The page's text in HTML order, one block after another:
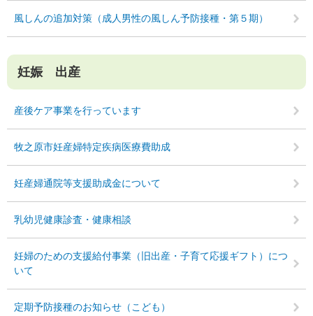
風しんの追加対策（成人男性の風しん予防接種・第５期）
妊娠 出産
産後ケア事業を行っています
牧之原市妊産婦特定疾病医療費助成
妊産婦通院等支援助成金について
乳幼児健康診査・健康相談
妊婦のための支援給付事業（旧出産・子育て応援ギフト）につ
いて
定期予防接種のお知らせ（こども）